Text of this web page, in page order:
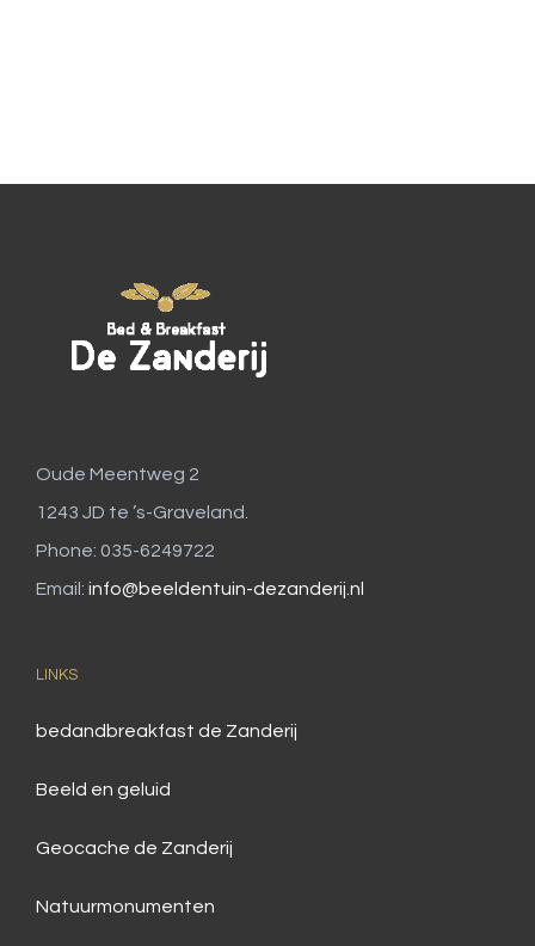
Oude Meentweg 2
1243 JD te ’s-Graveland.
Phone: 035-6249722
Email: info@beeldentuin-dezanderij.nl
LINKS
bedandbreakfast de Zanderij
Beeld en geluid
Geocache de Zanderij
Natuurmonumenten